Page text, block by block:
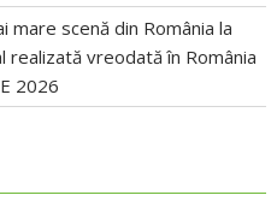
mare scenă din România la
realizată vreodată în România
2026